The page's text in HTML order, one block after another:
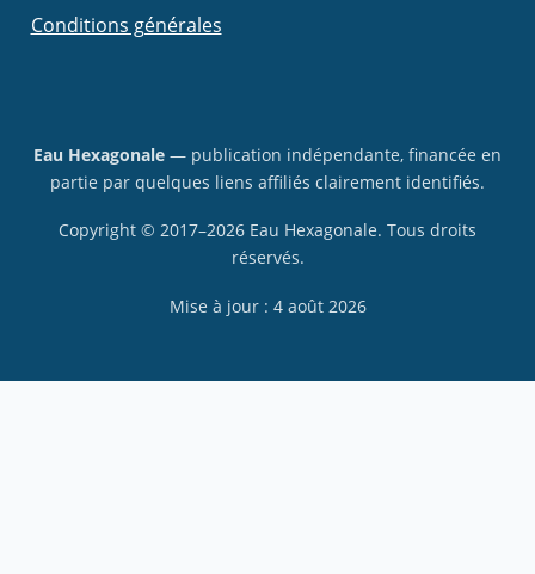
Conditions générales
Eau Hexagonale — publication indépendante, financée en
partie par quelques liens affiliés clairement identifiés.
Copyright © 2017–2026 Eau Hexagonale. Tous droits
réservés.
Mise à jour : 4 août 2026